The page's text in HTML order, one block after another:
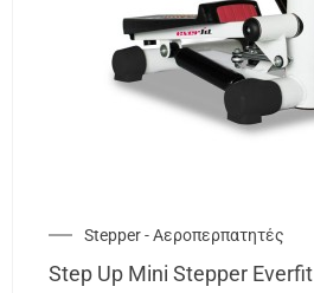
Stepper - Αεροπερπατητές
Step Up Mini Stepper Everfit